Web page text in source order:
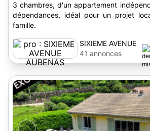
3 chambres, d'un appartement
dépendances, idéal pour un projet
famille.
SIXIEME AVENUE
AUBENAS
41 annonces